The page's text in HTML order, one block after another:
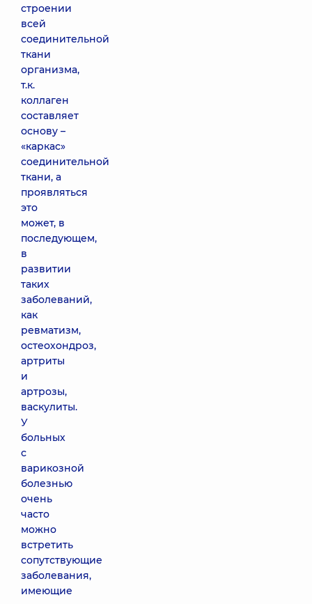
строении
всей
соединительной
ткани
организма,
т.к.
коллаген
составляет
основу –
«каркас»
соединительной
ткани, а
проявляться
это
может, в
последующем,
в
развитии
таких
заболеваний,
как
ревматизм,
остеохондроз,
артриты
и
артрозы,
васкулиты.
У
больных
с
варикозной
болезнью
очень
часто
можно
встретить
сопутствующие
заболевания,
имеющие